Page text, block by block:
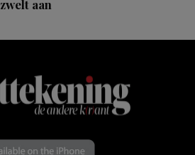
zwelt aan